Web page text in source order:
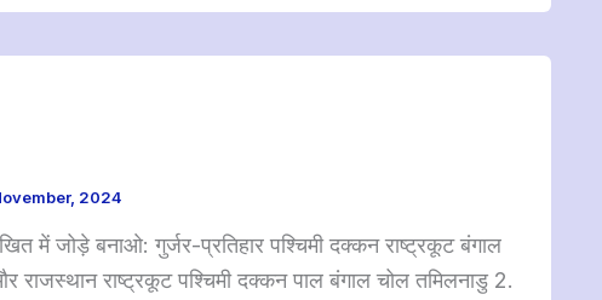
2024
में जोड़े बनाओ: गुर्जर-प्रतिहार पश्चिमी दक्कन राष्ट्रकूट बंगाल
राजस्थान राष्ट्रकूट पश्चिमी दक्कन पाल बंगाल चोल तमिलनाडु 2.